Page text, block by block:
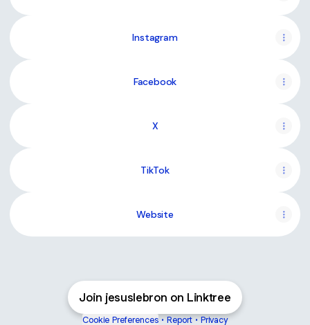
Instagram
Facebook
X
TikTok
Website
Join jesuslebron on Linktree
Cookie Preferences • Report • Privacy